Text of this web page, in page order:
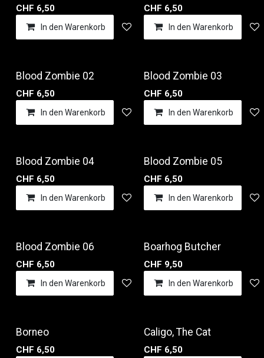
CHF 6,50
In den Warenkorb Auf die Wunschliste
CHF 6,50
In den Warenkorb
Blood Zombie 02
CHF 6,50
In den Warenkorb Auf die Wunschliste
Blood Zombie 03
CHF 6,50
In den Warenkorb
Blood Zombie 04
CHF 6,50
In den Warenkorb Auf die Wunschliste
Blood Zombie 05
CHF 6,50
In den Warenkorb
Blood Zombie 06
CHF 6,50
In den Warenkorb Auf die Wunschliste
Boarhog Butcher
CHF 9,50
In den Warenkorb
Borneo
CHF 6,50
Caligo, The Cat
CHF 6,50